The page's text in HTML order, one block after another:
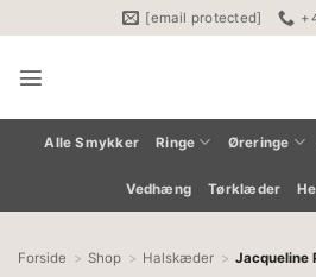
til
indhold
[email protected]
Alle Smykker Ringe Øreringe
Vedhæng Tørklæder
Forside Shop Halskæder Jacqueline